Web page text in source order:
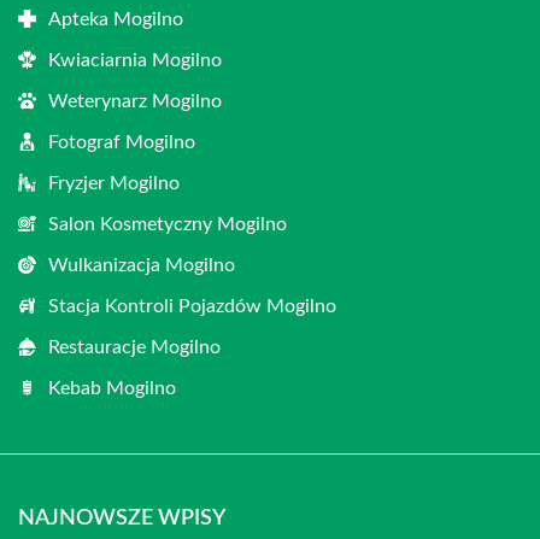
Apteka Mogilno
Kwiaciarnia Mogilno
Weterynarz Mogilno
Fotograf Mogilno
Fryzjer Mogilno
Salon Kosmetyczny Mogilno
Wulkanizacja Mogilno
Stacja Kontroli Pojazdów Mogilno
Restauracje Mogilno
Kebab Mogilno
NAJNOWSZE WPISY